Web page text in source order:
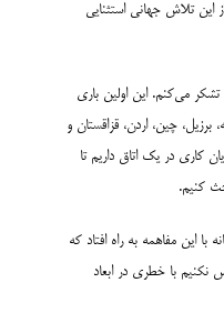
این تلاش جهانی استثنایی
می‌کنم. این اولین باری
چین، اردن، قزاقستان و
کاری در یک اتاق داریم تا
کنیم.
با این مفاهمه به راه افتاد که
نکنیم با خطری در ابعاد